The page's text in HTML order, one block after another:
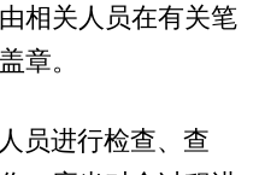
相关人员在有关笔
章。
员进行检查、查